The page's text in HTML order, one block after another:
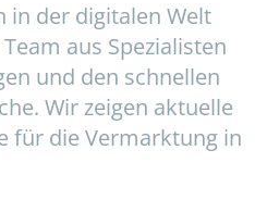
in der digitalen Welt
aus Spezialisten
und den schnellen
Wir zeigen aktuelle
für die Vermarktung in